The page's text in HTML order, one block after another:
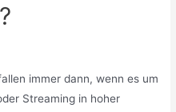
immer dann, wenn es um
Streaming in hoher